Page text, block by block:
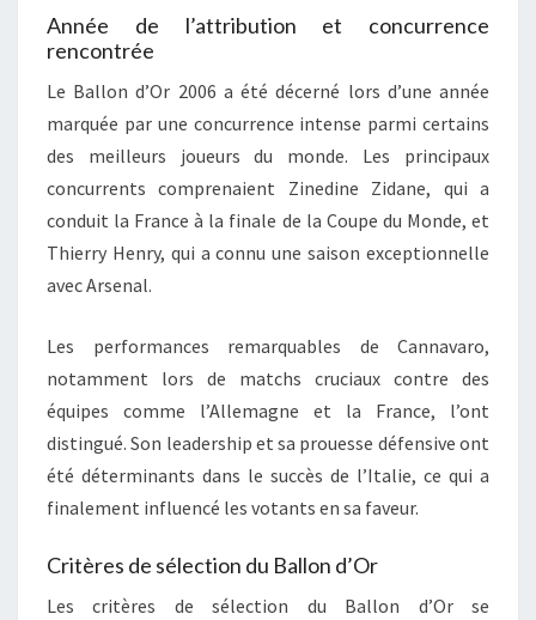
Année de l’attribution et concurrence
rencontrée
Le Ballon d’Or 2006 a été décerné lors d’une année
marquée par une concurrence intense parmi certains
des meilleurs joueurs du monde. Les principaux
concurrents comprenaient Zinedine Zidane, qui a
conduit la France à la finale de la Coupe du Monde, et
Thierry Henry, qui a connu une saison exceptionnelle
avec Arsenal.
Les performances remarquables de Cannavaro,
notamment lors de matchs cruciaux contre des
équipes comme l’Allemagne et la France, l’ont
distingué. Son leadership et sa prouesse défensive ont
été déterminants dans le succès de l’Italie, ce qui a
finalement influencé les votants en sa faveur.
Critères de sélection du Ballon d’Or
Les critères de sélection du Ballon d’Or se